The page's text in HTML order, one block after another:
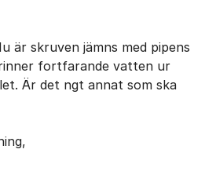
är skruven jämns med pipens
fortfarande vatten ur
Är det ngt annat som ska